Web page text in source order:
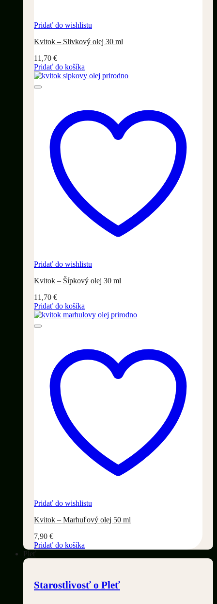
Pridať do wishlistu
Kvitok – Slivkový olej 30 ml
11,70 €
Pridať do košíka
Pridať do wishlistu
Kvitok – Šípkový olej 30 ml
11,70 €
Pridať do košíka
Pridať do wishlistu
Kvitok – Marhuľový olej 50 ml
7,90 €
Pridať do košíka
Pleť
Starostlivosť o Pleť